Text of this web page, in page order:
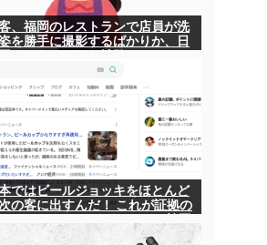
、福岡のレストランで店員が洗
を勝手に撮影するばかりか、日
ではビールジョッキをほとんど
の客に出すんだ！ これが証拠の
がないんだ？